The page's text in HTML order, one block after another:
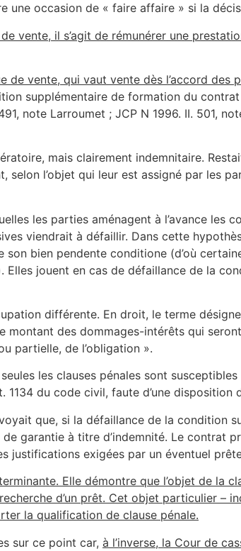
une occasion de « faire affaire » si la
vente, il s’agit de rémunérer une
de vente, qui vaut vente dès l’accord des
supplémentaire de formation du
note Larroumet ; JCP N 1996. II. 501,
mais clairement indemnitaire.
selon l’objet qui leur est assigné par les
les parties aménagent à l’avance les
viendrait à défaillir. Dans cette
son bien pendente conditione (d’où
jouent en cas de défaillance de la
différente. En droit, le terme
des dommages-intérêts qui
partielle, de l’obligation ».
les clauses pénales sont
1134 du code civil, faute d’une disposition
que, si la défaillance de la condition
de garantie à titre d’indemnité. Le
justifications exigées par un éventuel
Elle démontre que l’objet de la
d’un prêt. Cet objet particulier –
la qualification de clause pénale.
sur ce point car, à l’inverse, la Cour de